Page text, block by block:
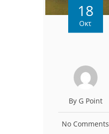
18
Οκτ
By G Point
No Comments